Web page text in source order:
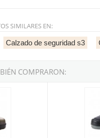
SIMILARES EN:
Calzado de seguridad s3
COMPRARON: